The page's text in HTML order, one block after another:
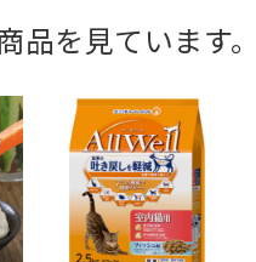
を見ています。